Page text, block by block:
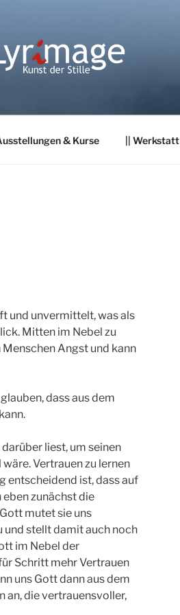
& Kurse || Werkstatt
und unvermittelt, was als
Mitten im Nebel zu
Angst und kann
dass aus dem
liest, um seinen
Vertrauen zu lernen
entscheidend ist, dass auf
zunächst die
mutet sie uns
und stellt damit auch noch
im Nebel der
Schritt mehr Vertrauen
uns Gott dann aus dem
an, die vertrauensvoller,